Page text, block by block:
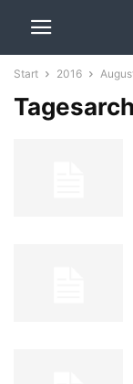
Start 2016